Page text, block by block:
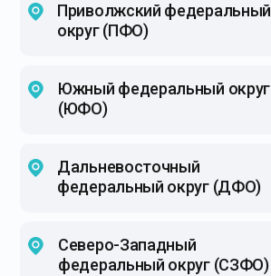
Северо-Западный
федеральный округ (СЗФО)
Дальневосточный
федеральный округ (ДФО)
Южный федеральный округ
(ЮФО)
Приволжский федеральный
округ (ПФО)